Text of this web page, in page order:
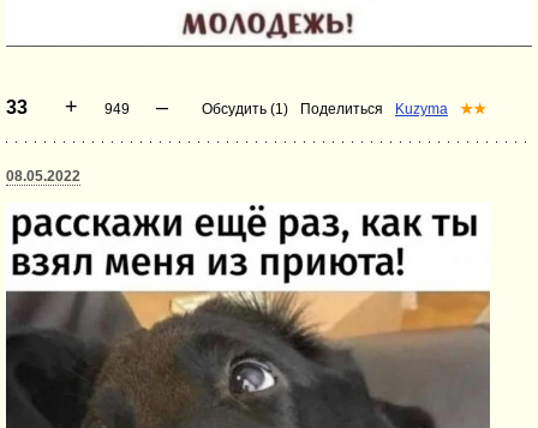
33 + 949 – Обсудить (1) Поделиться Kuzyma ★★
08.05.2022